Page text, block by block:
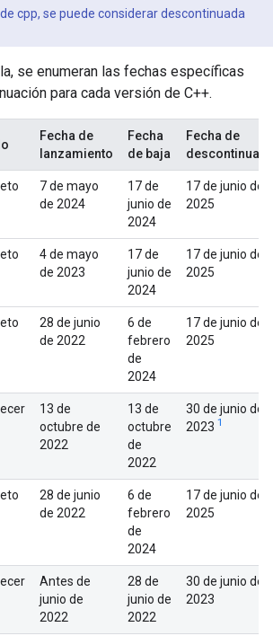
cpp, se puede considerar descontinuada
se enumeran las fechas específicas
para cada versión de C++.
Fecha de
lanzamiento
Fecha
de baja
Fecha de
7 de mayo
de 2024
17 de
junio de
2024
17 de junio de
2025
4 de mayo
de 2023
17 de
junio de
2024
17 de junio de
2025
28 de junio
de 2022
6 de
febrero
de
2024
17 de junio de
2025
13 de
octubre de
2022
13 de
octubre
de
2022
30 de junio de
2023 1
28 de junio
de 2022
6 de
febrero
de
2024
17 de junio de
2025
Antes de
junio de
2022
28 de
junio de
2022
30 de junio de
2023